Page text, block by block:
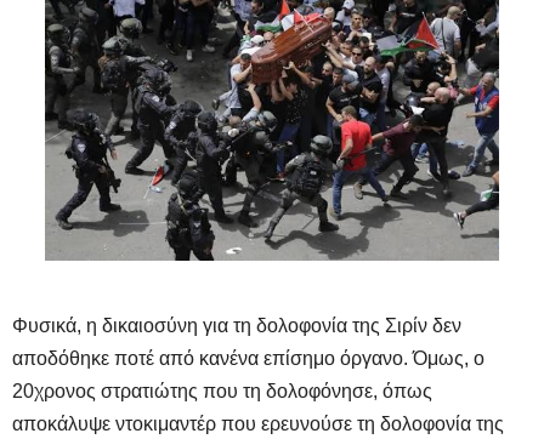
Φυσικά, η δικαιοσύνη για τη δολοφονία της Σιρίν δεν
αποδόθηκε ποτέ από κανένα επίσημο όργανο. Όμως, ο
20χρονος στρατιώτης που τη δολοφόνησε, όπως
αποκάλυψε ντοκιμαντέρ που ερευνούσε τη δολοφονία της